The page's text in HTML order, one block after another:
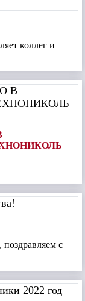
коллег и
с